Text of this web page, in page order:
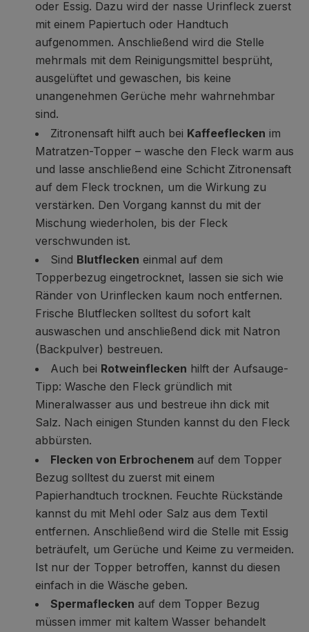
oder Essig. Dazu wird der nasse Urinfleck zuerst
mit einem Papiertuch oder Handtuch
aufgenommen. Anschließend wird die Stelle
mehrmals mit dem Reinigungsmittel besprüht,
ausgelüftet und gewaschen, bis keine
unangenehmen Gerüche mehr wahrnehmbar
sind.
Zitronensaft hilft auch bei Kaffeeflecken im
Matratzen-Topper – wasche den Fleck warm aus
und lasse anschließend eine Schicht Zitronensaft
auf dem Fleck trocknen, um die Wirkung zu
verstärken. Den Vorgang kannst du mit der
Mischung wiederholen, bis der Fleck
verschwunden ist.
Sind Blutflecken einmal auf dem
Topperbezug eingetrocknet, lassen sie sich wie
Ränder von Urinflecken kaum noch entfernen.
Frische Blutflecken solltest du sofort kalt
auswaschen und anschließend dick mit Natron
(Backpulver) bestreuen.
Auch bei Rotweinflecken hilft der Aufsauge-
Tipp: Wasche den Fleck gründlich mit
Mineralwasser aus und bestreue ihn dick mit
Salz. Nach einigen Stunden kannst du den Fleck
abbürsten.
Flecken von Erbrochenemauf dem Topper
Bezug solltest du zuerst mit einem
Papierhandtuch trocknen. Feuchte Rückstände
kannst du mit Mehl oder Salz aus dem Textil
entfernen. Anschließend wird die Stelle mit Essig
beträufelt, um Gerüche und Keime zu vermeiden.
Ist nur der Topper betroffen, kannst du diesen
einfach in die Wäsche geben.
Spermaflecken auf dem Topper Bezug
müssen immer mit kaltem Wasser behandelt